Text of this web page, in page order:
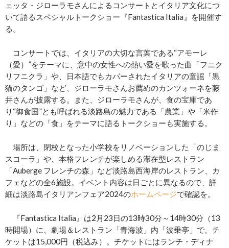
ェッタ・ジローラモさんによるコンサートとイタリア文化につ
いて語るスペシャルトークショー『Fantastica Italia』を開催す
る。
コンサートでは、イタリアの大切な言葉である“アモーレ
（愛）”をテーマに、意中の女性への熱い愛を歌った曲「フニク
リフニクラ」や、日本語でもカバーされたイタリアの童謡「黒
猫のタンゴ」など、ジローラモさんお薦めのカンツォーネを藤
井さんが披露する。また、ジローラモさんが、食の宝庫であ
り“御食国”とも呼ばれる淡路島の魅力である「農業」や「米作
り」などの「食」をテーマに語るトークショーも実施する。
場所は、閉校となった小学校をリノベーションした「のじま
スコーラ」や、本格フレンチが楽しめる滞在型レストラン
「Auberge フレンチの森」など淡路島西海岸のレストラン、カ
フェなどの全6施設。イベント内容は日ごとに異なるので、詳
細は淡路島イタリアンフェア2024のホームページで確認を。
『Fantastica Italia』は2月23日の13時30分～14時30分（13
時開場）に、劇場＆レストラン「青海波」内「波乗亭」で。チ
ケットは15,000円（税込み）。チケットにはランチ・ディナ